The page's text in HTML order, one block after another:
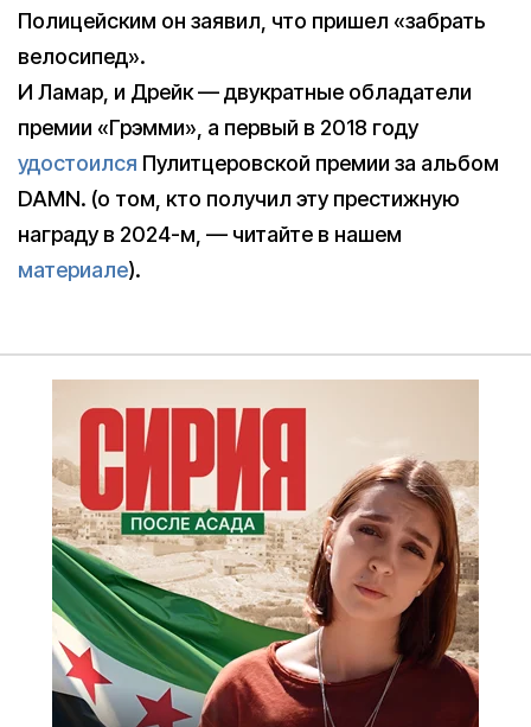
Полицейским он заявил, что пришел «забрать
велосипед».
И Ламар, и Дрейк — двукратные обладатели
премии «Грэмми», а первый в 2018 году
удостоился Пулитцеровской премии за альбом
DAMN. (о том, кто получил эту престижную
награду в 2024-м, — читайте в нашем
материале).